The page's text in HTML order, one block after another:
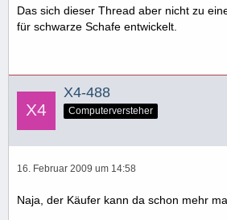
Das sich dieser Thread aber nicht zu
für schwarze Schafe entwickelt.
X4-488
Computerversteher
16. Februar 2009 um 14:58
Naja, der Käufer kann da schon mehr